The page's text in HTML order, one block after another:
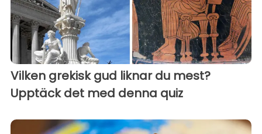
Vilken grekisk gud liknar du mest?
Upptäck det med denna quiz